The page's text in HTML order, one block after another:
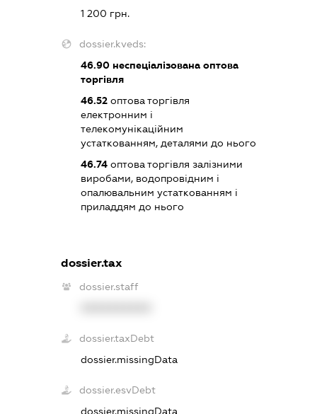
1 200 грн.
dossier.kveds:
46.90неспеціалізована оптова
торгівля
46.52оптова торгівля
електронним і
телекомунікаційним
устаткованням, деталями до нього
46.74оптова торгівля залізними
виробами, водопровідним і
опалювальним устаткованням і
приладдям до нього
dossier.tax
dossier.staff
dossier.taxDebt
dossier.missingData
dossier.esvDebt
dossier.missingData